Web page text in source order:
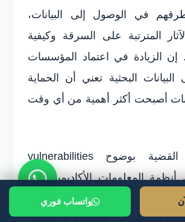
في الوصول إلى البيانات،
المترتبة على السرقة وكيفية
إن الزيادة في اعتماد المؤسسات
البيانات البحثية تعني أن الحماية
أصبحت أكثر أهمية من أي وقت
تظهر هذه القضية بوضوح vulnerabilities
المعلومات الأكاديمية، مما
تبني استراتيجيات فعّالة لحماية
كانت المؤسسات التعليمية لا تستثمر
واتساب فوري